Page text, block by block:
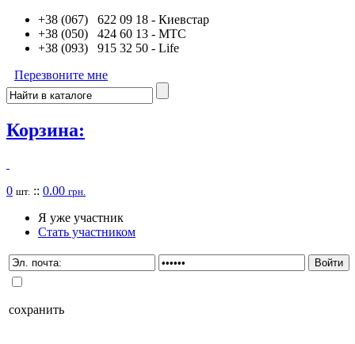
+38 (067) 622 09 18 - Киевстар
+38 (050) 424 60 13 - MTC
+38 (093) 915 32 50 - Life
Перезвоните мне
Корзина:
0 шт. :: 0.00 грн.
Я уже участник
Стать участником
сохранить